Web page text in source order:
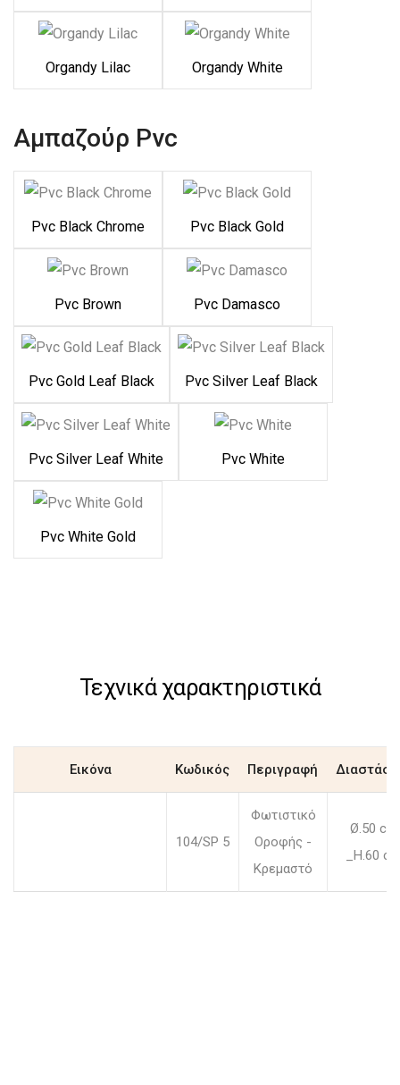
Organdy Lilac Organdy White
Αμπαζούρ Pvc
Pvc Black Chrome Pvc Black Gold
Pvc Brown Pvc Damasco
Pvc Gold Leaf Black Pvc Silver Leaf Black
Pvc Silver Leaf White Pvc White
Pvc White Gold
Τεχνικά χαρακτηριστικά
Εικόνα Κωδικός Περιγραφή
104/SP 5
Φωτιστικό
Οροφής -
Κρεμαστό
Ø.50 cm
_H.60